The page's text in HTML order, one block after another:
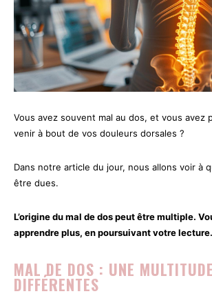
Vous avez souvent mal au dos, et vous avez
venir à bout de vos douleurs dorsales ?
Dans notre article du jour, nous allons voir à
être dues.
L’origine du mal de dos peut être multiple.
apprendre plus, en poursuivant votre lecture.
MAL DE DOS : UNE
DIFFÉRENTES